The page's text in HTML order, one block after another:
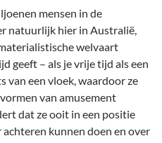
mensen in de
natuurlijk hier in Australië,
welvaart
geeft – als je vrije tijd als een
van een vloek, waardoor ze
van amusement
dat ze ooit in een positie
achteren kunnen doen en over